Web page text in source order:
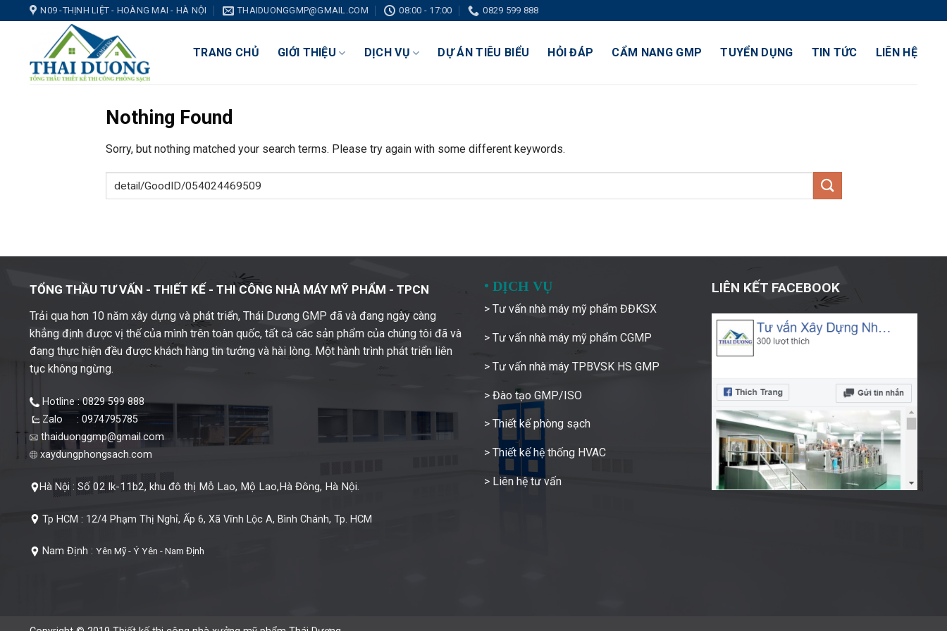
N09 -THỊNH LIỆT - HOÀNG MAI - HÀ NỘI THAIDUONGGMP@GMAIL.COM 08:00 - 17:00 0829 599 888
TRANG CHỦ GIỚI THIỆU DỊCH VỤ DỰ ÁN TIÊU BIỂU HỎI ĐÁP CẨM NANG GMP TUYỂN DỤNG TIN TỨC LIÊN HỆ
Nothing Found
Sorry, but nothing matched your search terms. Please try again with some different keywords.
TỔNG THẦU TƯ VẤN - THIẾT KẾ - THI CÔNG NHÀ MÁY MỸ PHẨM - TPCN
Trải qua hơn 10 năm xây dựng và phát triển, Thái Dương GMP đã và đang ngày càng
khẳng định được vị thế của mình trên toàn quốc, tất cả các sản phẩm của chúng tôi đã và
đang thực hiện đều được khách hàng tin tưởng và hài lòng. Một hành trình phát triển liên
tục không ngừng.
Hotline : 0829 599 888
Zalo : 0974795785
thaiduonggmp@gmail.com
xaydungphongsach.com
Hà Nội :Số 02 lk-11b2, khu đô thị Mỗ Lao, Mộ Lao,Hà Đông, Hà Nội.
Tp HCM : 12/4 Phạm Thị Nghỉ, Ấp 6, Xã Vĩnh Lộc A, Bình Chánh, Tp. HCM
Nam Định : Yên Mỹ - Ý Yên - Nam Định
• DỊCH VỤ
> Tư vấn nhà máy mỹ phẩm ĐĐKSX
> Tư vấn nhà máy mỹ phẩm CGMP
> Tư vấn nhà máy TPBVSK HS GMP
> Đào tạo GMP/ISO
> Thiết kế phòng sạch
> Thiết kế hệ thống HVAC
> Liên hệ tư vấn
LIÊN KẾT FACEBOOK